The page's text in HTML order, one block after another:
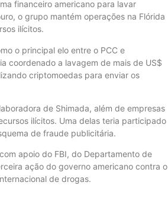
financeiro americano para lavar
o grupo mantém operações na Flórida
ilícitos.
o principal elo entre o PCC e
coordenado a lavagem de mais de US$
criptomoedas para enviar os
de Shimada, além de empresas
ilícitos. Uma delas teria participado
de fraude publicitária.
apoio do FBI, do Departamento de
ação do governo americano contra o
de drogas.